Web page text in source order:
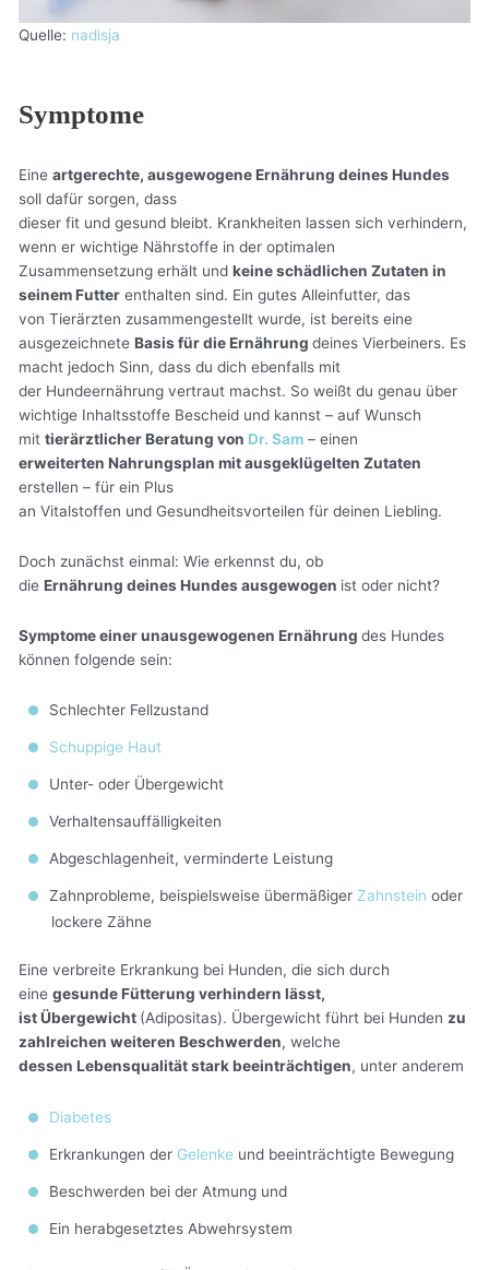
Quelle: nadisja
Symptome
Eineartgerechte, ausgewogene Ernährung deines Hundes
soll dafür sorgen, dass
dieser fit und gesund bleibt. Krankheiten lassen sich verhindern,
wenn er wichtige Nährstoffe in der optimalen
Zusammensetzung erhält undkeine schädlichen Zutaten in
seinem Futter enthalten sind. Ein gutes Alleinfutter, das
von Tierärzten zusammengestellt wurde, ist bereits eine
ausgezeichneteBasis für die Ernährungdeines Vierbeiners. Es
macht jedoch Sinn, dass du dich ebenfalls mit
der Hundeernährung vertraut machst. So weißt du genau über
wichtige Inhaltsstoffe Bescheid und kannst – auf Wunsch
mittierärztlicher Beratung von Dr. Sam – einen
erweiterten Nahrungsplan mit ausgeklügelten Zutaten
erstellen – für ein Plus
an Vitalstoffen und Gesundheitsvorteilen für deinen Liebling.
Doch zunächst einmal: Wie erkennst du, ob
dieErnährung deines Hundes ausgewogen ist oder nicht?
Symptome einer unausgewogenen Ernährungdes Hundes
können folgende sein:
Schlechter Fellzustand
Schuppige Haut
Unter- oder Übergewicht
Verhaltensauffälligkeiten
Abgeschlagenheit, verminderte Leistung
Zahnprobleme, beispielsweise übermäßiger Zahnsteinoder
lockere Zähne
Eine verbreite Erkrankung bei Hunden, die sich durch
einegesunde Fütterung verhindern lässt,
ist Übergewicht (Adipositas). Übergewicht führt bei Hunden zu
zahlreichen weiteren Beschwerden, welche
dessen Lebensqualität stark beeinträchtigen, unter anderem
Diabetes
Erkrankungen der Gelenke und beeinträchtigte Bewegung
Beschwerden bei der Atmung und
Ein herabgesetztes Abwehrsystem